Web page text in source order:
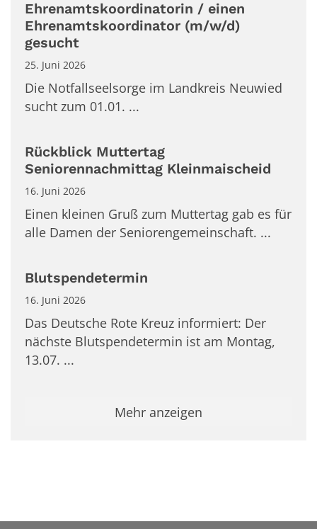
Ehrenamtskoordinatorin / einen
Ehrenamtskoordinator (m/w/d)
gesucht
25. Juni 2026
Die Notfallseelsorge im Landkreis Neuwied
sucht zum 01.01. ...
Rückblick Muttertag
Seniorennachmittag Kleinmaischeid
16. Juni 2026
Einen kleinen Gruß zum Muttertag gab es für
alle Damen der Seniorengemeinschaft. ...
Blutspendetermin
16. Juni 2026
Das Deutsche Rote Kreuz informiert: Der
nächste Blutspendetermin ist am Montag,
13.07. ...
Mehr anzeigen